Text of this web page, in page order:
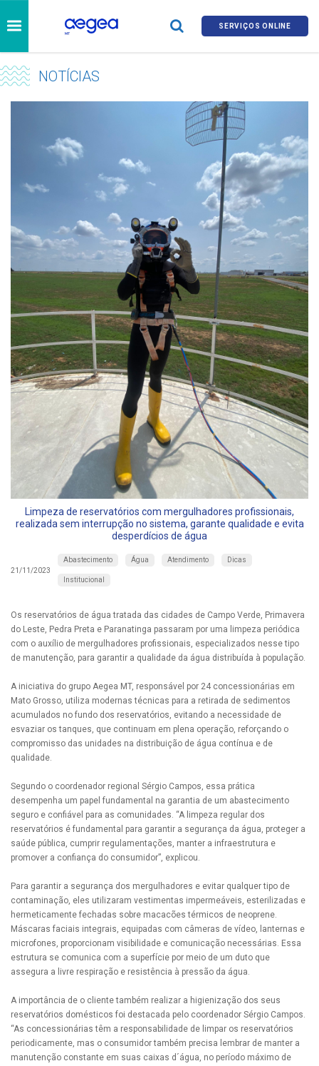
SERVIÇOS ONLINE
NOTÍCIAS
Limpeza de reservatórios com mergulhadores profissionais,
realizada sem interrupção no sistema, garante qualidade e evita
desperdícios de água
21/11/2023
Abastecimento Água Atendimento Dicas
Institucional
Os reservatórios de água tratada das cidades de Campo Verde, Primavera
do Leste, Pedra Preta e Paranatinga passaram por uma limpeza periódica
com o auxílio de mergulhadores profissionais, especializados nesse tipo
de manutenção, para garantir a qualidade da água distribuída à população.
A iniciativa do grupo Aegea MT, responsável por 24 concessionárias em
Mato Grosso, utiliza modernas técnicas para a retirada de sedimentos
acumulados no fundo dos reservatórios, evitando a necessidade de
esvaziar os tanques, que continuam em plena operação, reforçando o
compromisso das unidades na distribuição de água contínua e de
qualidade.
Segundo o coordenador regional Sérgio Campos, essa prática
desempenha um papel fundamental na garantia de um abastecimento
seguro e confiável para as comunidades. “A limpeza regular dos
reservatórios é fundamental para garantir a segurança da água, proteger a
saúde pública, cumprir regulamentações, manter a infraestrutura e
promover a confiança do consumidor”, explicou.
Para garantir a segurança dos mergulhadores e evitar qualquer tipo de
contaminação, eles utilizaram vestimentas impermeáveis, esterilizadas e
hermeticamente fechadas sobre macacões térmicos de neoprene.
Máscaras faciais integrais, equipadas com câmeras de vídeo, lanternas e
microfones, proporcionam visibilidade e comunicação necessárias. Essa
estrutura se comunica com a superfície por meio de um duto que
assegura a livre respiração e resistência à pressão da água.
A importância de o cliente também realizar a higienização dos seus
reservatórios domésticos foi destacada pelo coordenador Sérgio Campos.
“As concessionárias têm a responsabilidade de limpar os reservatórios
periodicamente, mas o consumidor também precisa lembrar de manter a
manutenção constante em suas caixas d´água, no período máximo de